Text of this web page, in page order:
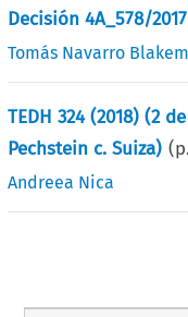
Decisión 4A_578/
Tomás Navarro
TEDH 324 (2018) (2
Pechstein c. Suiza)
Andreea Nica